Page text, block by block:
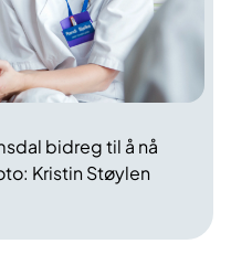
bidreg til å nå
Kristin Støylen